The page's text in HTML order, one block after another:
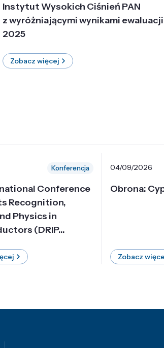
Instytut Wysokich Ciśnień PAN
z wyróżniającymi wynikami
2025
Zobacz więcej
Konferencja
Conference
Recognition,
Physics in
(DRIP...
04/09/2026
Obrona:
Zobacz